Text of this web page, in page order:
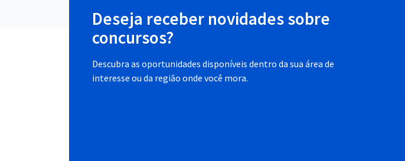
Deseja receber novidades sobre
concursos?
Descubra as oportunidades disponíveis dentro da sua área de
interesse ou da região onde você mora.